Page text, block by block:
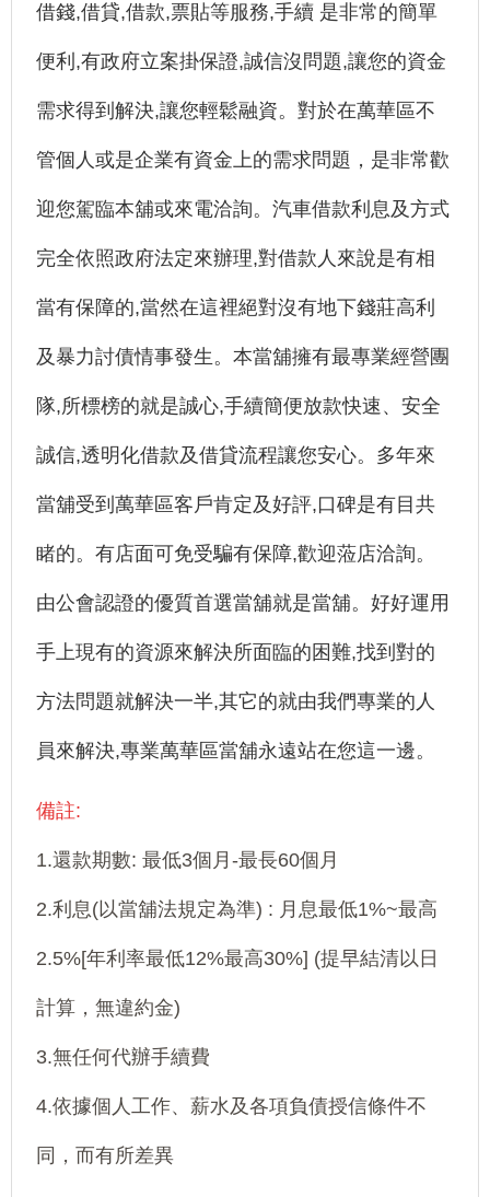
借錢,借貸,借款,票貼等服務,手續 是非常的簡單
便利,有政府立案掛保證,誠信沒問題,讓您的資金
需求得到解決,讓您輕鬆融資。對於在萬華區不
管個人或是企業有資金上的需求問題，是非常歡
迎您駕臨本舖或來電洽詢。汽車借款利息及方式
完全依照政府法定來辦理,對借款人來說是有相
當有保障的,當然在這裡絕對沒有地下錢莊高利
及暴力討債情事發生。本當舖擁有最專業經營團
隊,所標榜的就是誠心,手續簡便放款快速、安全
誠信,透明化借款及借貸流程讓您安心。多年來
當舖受到萬華區客戶肯定及好評,口碑是有目共
睹的。有店面可免受騙有保障,歡迎蒞店洽詢。
由公會認證的優質首選當舖就是當舖。好好運用
手上現有的資源來解決所面臨的困難,找到對的
方法問題就解決一半,其它的就由我們專業的人
員來解決,專業萬華區當舖永遠站在您這一邊。
備註:
1.還款期數: 最低3個月-最長60個月
2.利息(以當舖法規定為準) : 月息最低1%~最高
2.5%[年利率最低12%最高30%] (提早結清以日
計算，無違約金)
3.無任何代辦手續費
4.依據個人工作、薪水及各項負債授信條件不
同，而有所差異